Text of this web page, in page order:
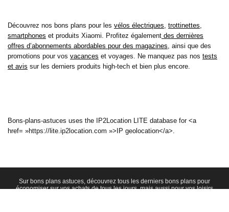
Découvrez nos bons plans pour les vélos électriques trottinettes
smartphones et produits Xiaomi. Profitez également des dernières
offres d’abonnements abordables pour des magazines , ainsi que des
promotions pour vos vacances et voyages. Ne manquez pas nos tests
et avis sur les derniers produits high-tech et bien plus encore.
Bons-plans-astuces uses the IP2Location LITE database for <a
href= »https://lite.ip2location.com »>IP geolocation</a>.
Sur bons plans astuces, découvrez tous les derniers bons plans pour
économiser sur vos achats de tous les jours, mais aussi pour vos loisirs